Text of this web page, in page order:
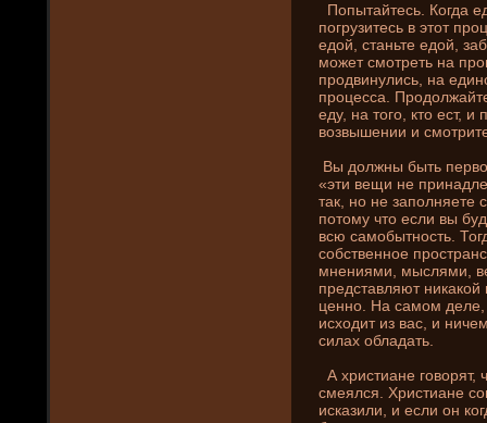
Попытайтесь. Когда
погрузитесь в этот
едой, станьте едой,
может смотреть на
продвинулись, на
процесса.
еду, на того, кто ест, и
возвышени­и и
Вы должны быть
«эти вещи не
так, но не
потому что если вы
всю самобытность.
собственное
мнени­ями, мыслями,
представляют
ценно. На самом де­ле,
исходит из вас, и
силах обладать.
А христиане говорят,
смеялся. Христиане
исказили, и если он